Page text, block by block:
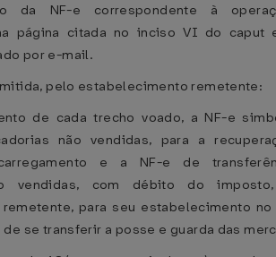
da NF-e correspondente à
página citada no inciso VI do caput
por e-mail.
pelo estabelecimento remetente:
de cada trecho voado, a NF-e
não vendidas, para a
e a NF-e de
vendidas, com débito do
para seu estabelecimento
de se transferir a posse e guarda das